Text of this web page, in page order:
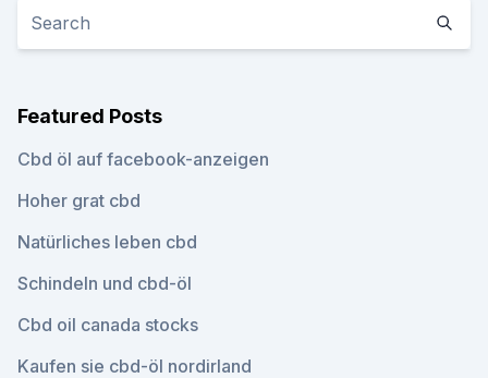
Featured Posts
Cbd öl auf facebook-anzeigen
Hoher grat cbd
Natürliches leben cbd
Schindeln und cbd-öl
Cbd oil canada stocks
Kaufen sie cbd-öl nordirland